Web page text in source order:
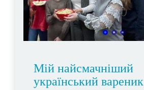
Мій найсмачніший
український вареник